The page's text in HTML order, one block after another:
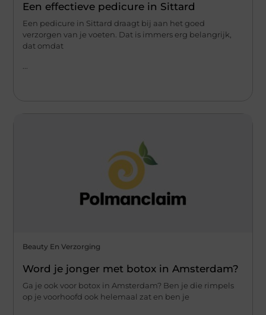
Een effectieve pedicure in Sittard
Een pedicure in Sittard draagt bij aan het goed
verzorgen van je voeten. Dat is immers erg belangrijk,
dat omdat
Beauty En Verzorging
Word je jonger met botox in Amsterdam?
Ga je ook voor botox in Amsterdam? Ben je die rimpels
op je voorhoofd ook helemaal zat en ben je